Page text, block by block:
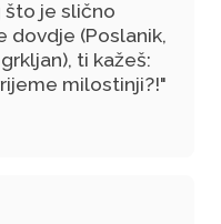
što je slično
dovdje (Poslanik,
ti kažeš:
milostinji?!"